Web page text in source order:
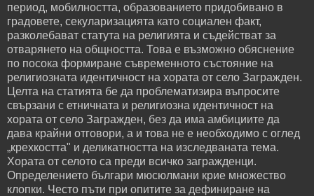
период, мобилността, образованието придобивано в
градовете, секуларизацията като социален факт,
разколебават статута на религията и съдействат за
отварянето на общността. Това е възможно обяснение
по посока формиране съвременното състояние на
религиозната идентичност на хората от село Загражден.
Целта на статията бе да проблематизира въпросите
свързани с етничната и религиозна идентичност на
хората от село Загражден, без да има амбициите да
дава крайни отговори, а и това не е необходимо с оглед
„крехкостта" и деликатността на изследваната тема.
Хората от селото са преди всичко загражденци.
Определението българи мюсюлмани крие множество
клопки. Често пъти при опитите за дефиниране на